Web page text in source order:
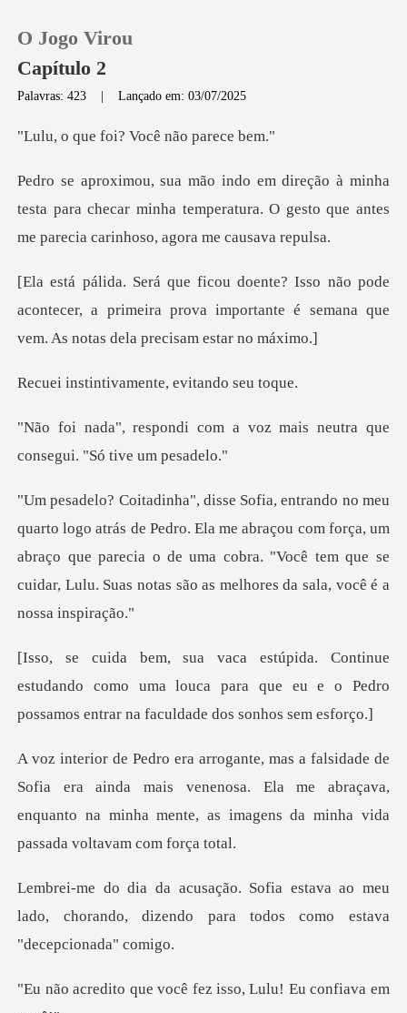
Loja
Histórico
Sair
Baixar App
O Jogo Virou
Capítulo 2
Palavras: 423 |Lançado em: 03/07/2025
foi? Você não
testa para checar minha temperatura. O gesto que a
pode
acontecer, a primeira prova importante é seman
ivamente, evit
m a voz mais neutra que
con
ro. Ela me abraçou com força, um
abraço que parecia o de uma cobra. "Você tem qu
estudando como uma louca para que eu e o Pedro
pos
era ainda mais venenosa. Ela me abraçava,
enquanto na minha me
ava ao meu
lado, chorando, dizendo para
você fez isso, Lulu!